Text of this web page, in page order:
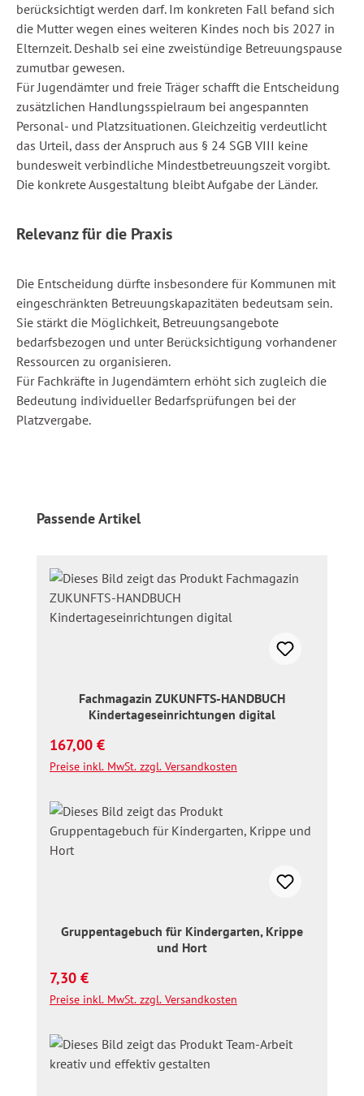
berücksichtigt werden darf. Im konkreten Fall befand sich
die Mutter wegen eines weiteren Kindes noch bis 2027 in
Elternzeit. Deshalb sei eine zweistündige Betreuungspause
zumutbar gewesen.
Für Jugendämter und freie Träger schafft die Entscheidung
zusätzlichen Handlungsspielraum bei angespannten
Personal- und Platzsituationen. Gleichzeitig verdeutlicht
das Urteil, dass der Anspruch aus § 24 SGB VIII keine
bundesweit verbindliche Mindestbetreuungszeit vorgibt.
Die konkrete Ausgestaltung bleibt Aufgabe der Länder.
Relevanz für die Praxis
Die Entscheidung dürfte insbesondere für Kommunen mit
eingeschränkten Betreuungskapazitäten bedeutsam sein.
Sie stärkt die Möglichkeit, Betreuungsangebote
bedarfsbezogen und unter Berücksichtigung vorhandener
Ressourcen zu organisieren.
Für Fachkräfte in Jugendämtern erhöht sich zugleich die
Bedeutung individueller Bedarfsprüfungen bei der
Platzvergabe.
Produktgalerie überspringen
Passende Artikel
Fachmagazin ZUKUNFTS-HANDBUCH
Kindertageseinrichtungen digital
Regulärer Preis:
167,00 €
Preise inkl. MwSt. zzgl. Versandkosten
Gruppentagebuch für Kindergarten, Krippe
und Hort
Regulärer Preis:
7,30 €
Preise inkl. MwSt. zzgl. Versandkosten